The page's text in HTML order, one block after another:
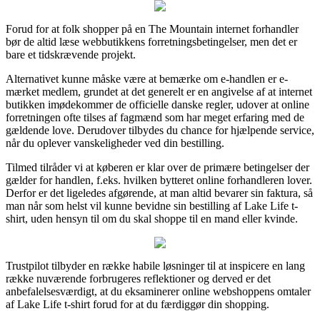
Forud for at folk shopper på en The Mountain internet forhandler
bør de altid læse webbutikkens forretningsbetingelser, men det er
bare et tidskrævende projekt.
Alternativet kunne måske være at bemærke om e-handlen er e-
mærket medlem, grundet at det generelt er en angivelse af at internet
butikken imødekommer de officielle danske regler, udover at online
forretningen ofte tilses af fagmænd som har meget erfaring med de
gældende love. Derudover tilbydes du chance for hjælpende service,
når du oplever vanskeligheder ved din bestilling.
Tilmed tilråder vi at køberen er klar over de primære betingelser der
gælder for handlen, f.eks. hvilken bytteret online forhandleren lover.
Derfor er det ligeledes afgørende, at man altid bevarer sin faktura, så
man når som helst vil kunne bevidne sin bestilling af Lake Life t-
shirt, uden hensyn til om du skal shoppe til en mand eller kvinde.
Trustpilot tilbyder en række habile løsninger til at inspicere en lang
række nuværende forbrugeres reflektioner og derved er det
anbefalelsesværdigt, at du eksaminerer online webshoppens omtaler
af Lake Life t-shirt forud for at du færdiggør din shopping.